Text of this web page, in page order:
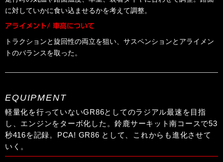
に対していかに食い込ませるかを考えて調整。
アライメント/ 車高について
トラクションと旋回性の両立を狙い、サスペンションとアライメン
トのバランスを取った。
EQUIPMENT
軽量化を行っていないGR86としてのラジアル最速を目指
し、エンジンをターボ化した。鈴鹿サーキット南コースで53
秒416を記録。PCA! GR86 として、これからも進化させて
いく。